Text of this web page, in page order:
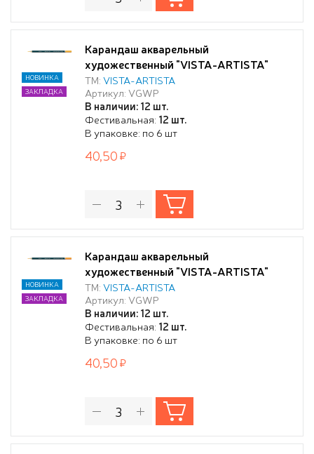
Карандаш акварельный
художественный "VISTA-ARTISTA"
"Gallery" заточенный 220 Кадмиевый
желтый светлый (Cadmium yellow light)
ТМ:VISTA-ARTISTA
Артикул: VGWP
В наличии: 12 шт.
Фестивальная: 12 шт.
В упаковке: по 6 шт
НОВИНКА
ЗАКЛАДКА
40,50
Карандаш акварельный
художественный "VISTA-ARTISTA"
"Gallery" заточенный 221 Кадмиевый
желтый средний (Cadmium yellow
medium)
ТМ:VISTA-ARTISTA
Артикул: VGWP
В наличии: 12 шт.
Фестивальная: 12 шт.
В упаковке: по 6 шт
НОВИНКА
ЗАКЛАДКА
40,50